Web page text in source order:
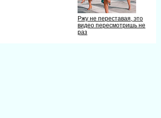
Ржу не переставая, это
идео пересмотришь не
раз